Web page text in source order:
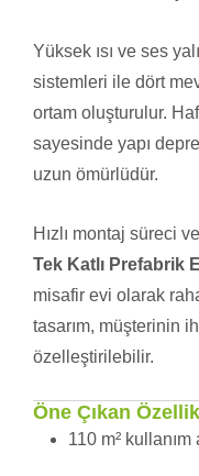
Yüksek ısı ve ses
sistemleri ile dört
ortam oluşturulur.
sayesinde yapı
uzun ömürlüdür.
Hızlı montaj süreci
Tek Katlı Prefabrik
misafir evi olarak
tasarım, müşterinin
özelleştirilebilir.
Öne Çıkan
110 m² kullanım